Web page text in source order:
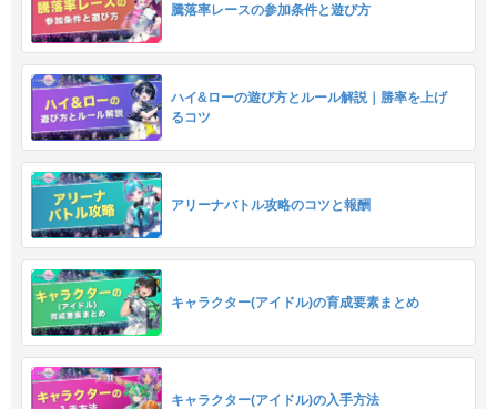
騰落率レースの参加条件と遊び方
ハイ&ローの遊び方とルール解説｜勝率を上げ
るコツ
アリーナバトル攻略のコツと報酬
キャラクター(アイドル)の育成要素まとめ
キャラクター(アイドル)の入手方法